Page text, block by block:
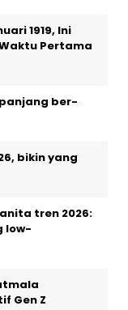
1919, Ini
Pertama
ber-
bikin yang
tren 2026:
low-
Gen Z